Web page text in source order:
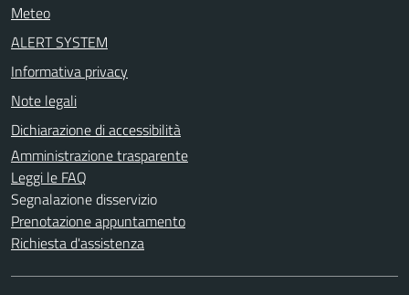
Meteo
ALERT SYSTEM
Informativa privacy
Note legali
Dichiarazione di accessibilità
Amministrazione trasparente
Leggi le FAQ
Segnalazione disservizio
Prenotazione appuntamento
Richiesta d'assistenza